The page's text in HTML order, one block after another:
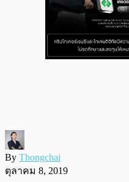
By Thongchai
ตุลาคม 8, 2019